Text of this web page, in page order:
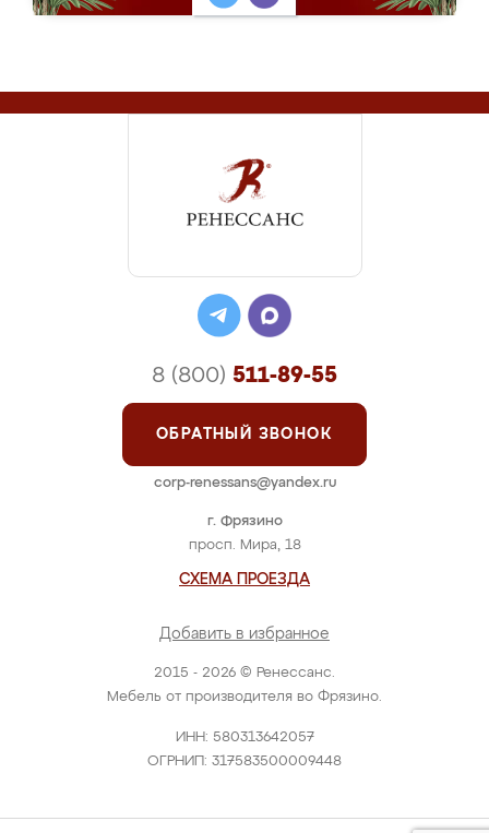
2015 - 2026 © Ренессанс.
Мебель от производителя во Фрязино.
ИНН: 580313642057
ОГРНИП: 317583500009448
г. Фрязино
просп. Мира, 18
СХЕМА ПРОЕЗДА
Добавить в избранное
8 (800) 511-89-55
ОБРАТНЫЙ ЗВОНОК
corp-renessans@yandex.ru